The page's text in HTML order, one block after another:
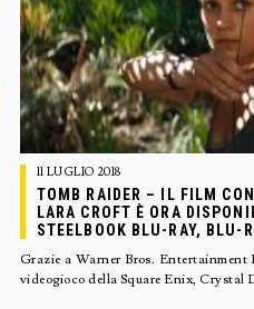
11 LUGLIO 2018
TOMB RAIDER – IL FILM
LARA CROFT È ORA
STEELBOOK BLU-RAY, BLU-
Grazie a Warner Bros.
videogioco della Square Enix, Crystal